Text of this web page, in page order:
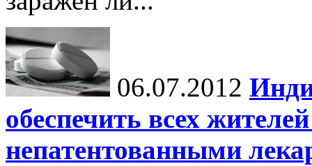
06.07.2012
обеспечить всех
непатентованными